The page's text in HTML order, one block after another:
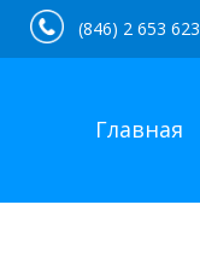
(846) 2 653 623
Главная